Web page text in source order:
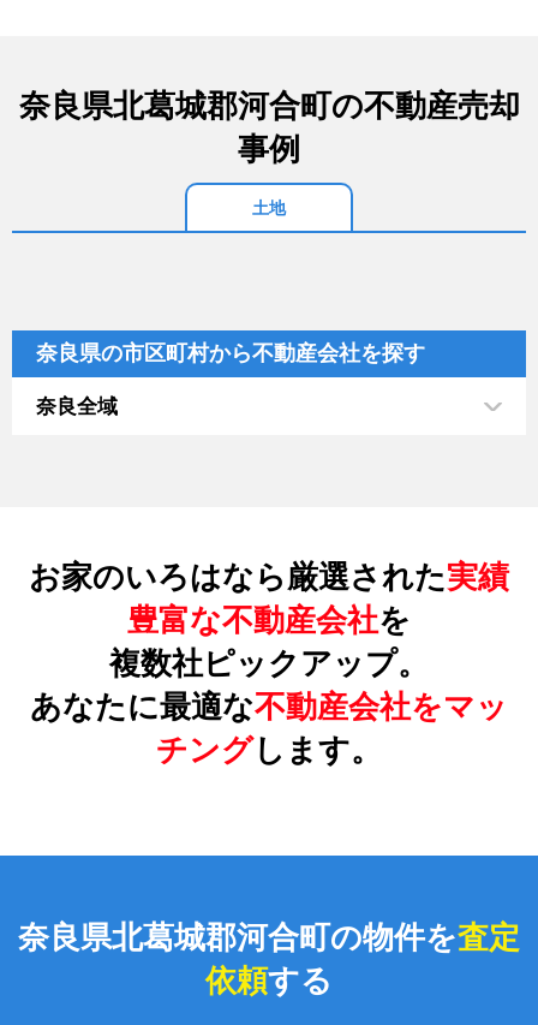
奈良県北葛城郡河合町の不動産売却
事例
土地
奈良県の市区町村から不動産会社を探す
奈良全域
お家のいろはなら厳選された実績
豊富な不動産会社を
複数社ピックアップ。
あなたに最適な不動産会社をマッ
チングします。
奈良県北葛城郡河合町の物件を査定
依頼する